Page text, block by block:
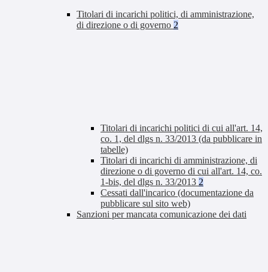
Titolari di incarichi politici, di amministrazione,
di direzione o di governo 2
Titolari di incarichi politici di cui all'art. 14,
co. 1, del dlgs n. 33/2013 (da pubblicare in
tabelle)
Titolari di incarichi di amministrazione, di
direzione o di governo di cui all'art. 14, co.
1-bis, del dlgs n. 33/2013 2
Cessati dall'incarico (documentazione da
pubblicare sul sito web)
Sanzioni per mancata comunicazione dei dati